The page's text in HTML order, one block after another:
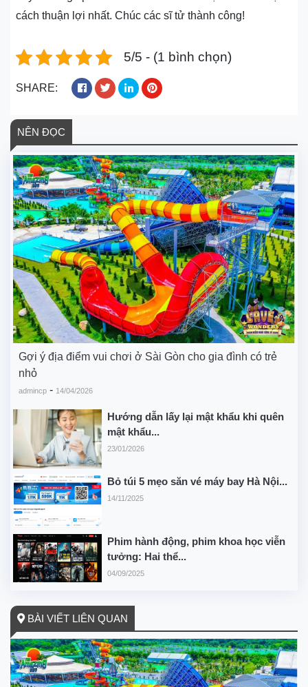
cách thuận lợi nhất. Chúc các sĩ tử thành công!
5/5 - (1 bình chọn)
SHARE:
NÊN ĐỌC
Gợi ý địa điểm vui chơi ở Sài Gòn cho gia đình có trẻ
nhỏ
admincp - 14/04/2026
Hướng dẫn lấy lại mật khẩu khi quên
mật khẩu...
23/01/2026
Bỏ túi 5 mẹo săn vé máy bay Hà Nội...
14/11/2025
Phim hành động, phim khoa học viễn
tưởng: Hai thể...
04/09/2025
BÀI VIẾT LIÊN QUAN